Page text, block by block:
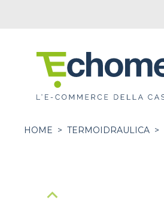
HOME > TERMOIDRAULICA >